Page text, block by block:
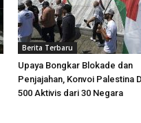
Berita Terbaru
Upaya Bongkar Blokade dan
Penjajahan, Konvoi Palestina
500 Aktivis dari 30 Negara